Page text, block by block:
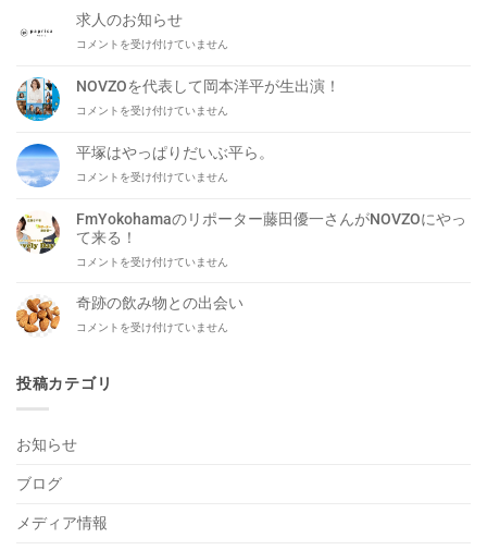
求人のお知らせ
求
の
知
せ
コメントを受け付けていません
NOVZOを代表して岡本洋平が生出演！
NOVZO
代
表
し
岡
本
平
生
コメントを受け付けていません
平塚はやっぱりだいぶ平ら。
平
は
っ
ぱ
だ
ぶ
は
コメントを受け付けていません
FmYokohamaのリポーター藤田優一さんがNOVZOにやっ
て来る！
FmYokohama
リ
ポ
ー
藤
に
コメントを受け付けていません
奇跡の飲み物との出会い
奇
飲
は
コメントを受け付けていません
投稿カテゴリ
お知らせ
ブログ
メディア情報